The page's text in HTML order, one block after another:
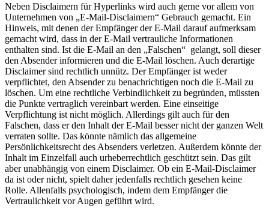
Neben Disclaimern für Hyperlinks wird auch gerne vor allem von
Unternehmen von „E-Mail-Disclaimern“ Gebrauch gemacht. Ein
Hinweis, mit denen der Empfänger der E-Mail darauf aufmerksam
gemacht wird, dass in der E-Mail vertrauliche Informationen
enthalten sind. Ist die E-Mail an den „Falschen“ gelangt, soll dieser
den Absender informieren und die E-Mail löschen. Auch derartige
Disclaimer sind rechtlich unnütz. Der Empfänger ist weder
verpflichtet, den Absender zu benachrichtigen noch die E-Mail zu
löschen. Um eine rechtliche Verbindlichkeit zu begründen, müssten
die Punkte vertraglich vereinbart werden. Eine einseitige
Verpflichtung ist nicht möglich. Allerdings gilt auch für den
Falschen, dass er den Inhalt der E-Mail besser nicht der ganzen Welt
verraten sollte. Das könnte nämlich das allgemeine
Persönlichkeitsrecht des Absenders verletzen. Außerdem könnte der
Inhalt im Einzelfall auch urheberrechtlich geschützt sein. Das gilt
aber unabhängig von einem Disclaimer. Ob ein E-Mail-Disclaimer
da ist oder nicht, spielt daher jedenfalls rechtlich gesehen keine
Rolle. Allenfalls psychologisch, indem dem Empfänger die
Vertraulichkeit vor Augen geführt wird.